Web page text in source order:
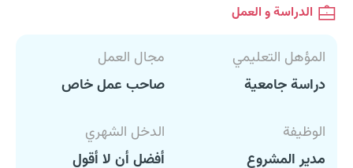
الدراسة و العمل
المؤهل التعليمي
دراسة جامعية
مجال العمل
صاحب عمل خاص
الوظيفة
مدير المشروع
الدخل الشهري
أفضل أن لا أقول